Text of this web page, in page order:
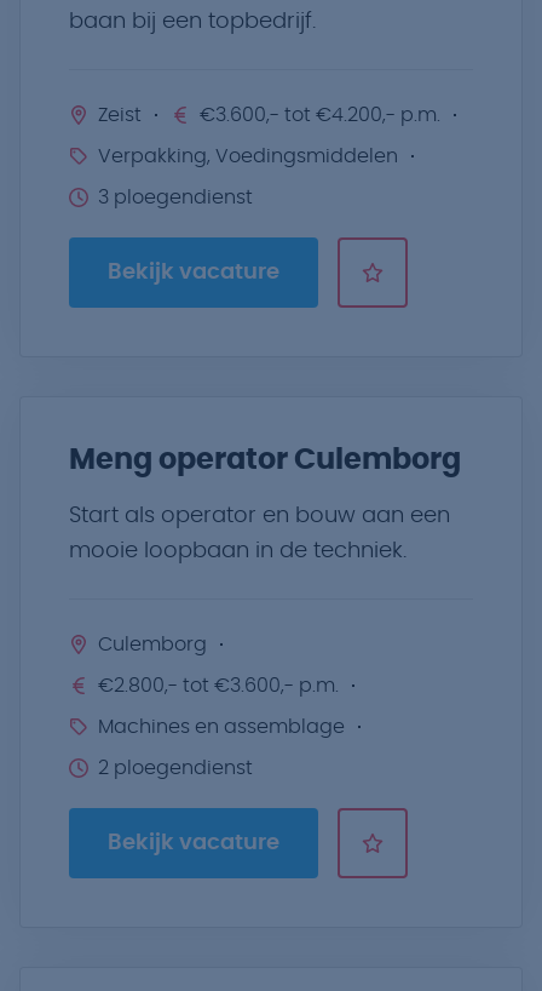
baan bij een topbedrijf.
Zeist €3.600,- tot €4.200,- p.m.
Verpakking, Voedingsmiddelen
3 ploegendienst
Bekijk vacature
Meng operator Culemborg
Start als operator en bouw aan een
mooie loopbaan in de techniek.
Culemborg
€2.800,- tot €3.600,- p.m.
Machines en assemblage
2 ploegendienst
Bekijk vacature